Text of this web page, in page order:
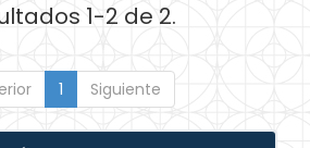
1-2 de 2.
1 Siguiente